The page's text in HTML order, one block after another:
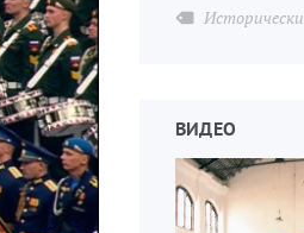
ВИДЕО